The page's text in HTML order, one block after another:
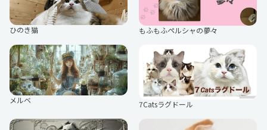
愛娘
ぽむ
カシバ
あおね
みみみ
sela
ねりねり
とおぼえふうすけ
RYOOOOOJ!
うさぎのしろとねこのくろ
ハバメグミ
tttan.
poodle Love
ハロー！モカだわん♪よろしくネ
ポメラニアンもみまな
キャバリアのティム
ZORO＆MIRO
デカマルプーのはちくん
豆柴ぺーすけ
まる顔のトイプードルふうた君
ご陽気ラブラドール イソ
ひのき猫 もふもふペルシャの夢々
メルベ 7Catsラグドール